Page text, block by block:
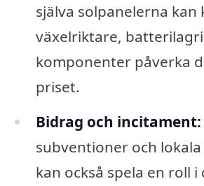
själva solpanelerna
växelriktare,
komponenter påverka
priset.
Bidrag och incitament:
subventioner och
kan också spela en roll i